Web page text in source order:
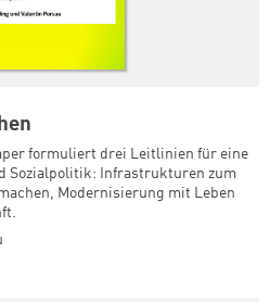
formuliert drei Leitlinien für eine
Sozialpolitik: Infrastrukturen zum
Modernisierung mit Leben